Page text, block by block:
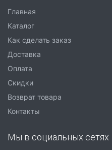
Главная
Каталог
Как сделать заказ
Доставка
Оплата
Скидки
Возврат товара
Контакты
Мы в социальных сетях